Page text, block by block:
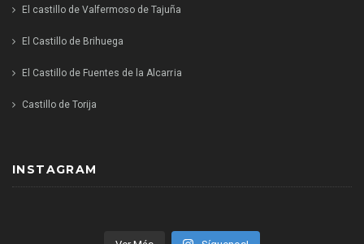
El castillo de Valfermoso de Tajuña
El Castillo de Brihuega
El Castillo de Fuentes de la Alcarria
Castillo de Torija
INSTAGRAM